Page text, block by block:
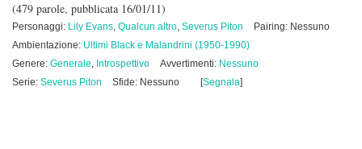
(479 parole, pubblicata 16/01/11)
Personaggi: Lily Evans, Qualcun altro, Severus Piton
Pairing: Nessuno
Ambientazione: Ultimi Black e Malandrini (1950-1990)
Genere: Generale, Introspettivo Avvertimenti: Nessuno
Serie: Severus Piton Sfide: Nessuno [Segnala]